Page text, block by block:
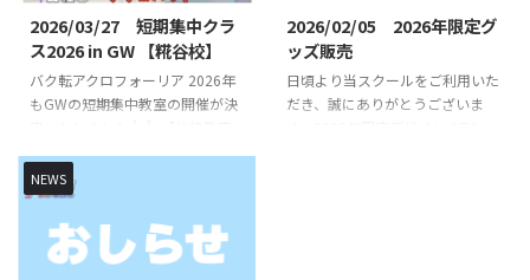
は、全日本大会出場経験のある先
生が直接指導いたします👨‍🏫 短
期集中クラス概要 日時・日程 日
程１（キッズ体操） ①8月12日
川崎校 （定期レッスン）
SHOWBUZZ川崎校のレッスンス
ケジュールや開講クラスはこちら
からご確認ください。 ...
2026/03/27 短期集中クラ
ス2026 in GW 【糀谷校】
バク転アクロフォーリア 2026年
もGWの短期集中教室の開催が決
短期集中クラス】【アクロバット
短期集中クラス】を開講いたしま
す！バク転を出来るようになりた
いお子様やできるようになりたい
技など基礎基本から競技レベルの
2026/02/05 2026年限定グ
ッズ販売
日頃より当スクールをご利用いた
だき、誠にありがとうございま
NEWS